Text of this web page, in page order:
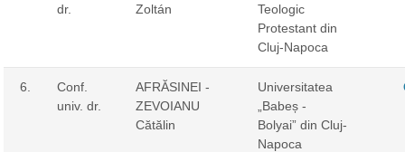
dr.
Zoltán
Teologic
Protestant din
Cluj-Napoca
6.
Conf.
univ. dr.
AFRĂSINEI -
ZEVOIANU
Cătălin
Universitatea
„Babeș -
Bolyai” din Cluj-
Napoca